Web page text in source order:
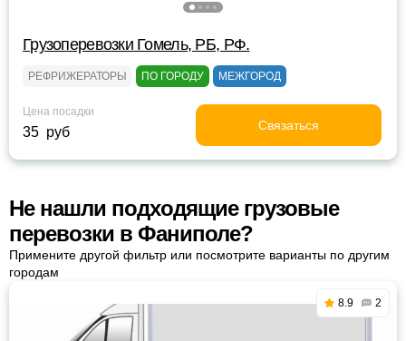
Грузоперевозки Гомель, РБ, РФ.
РЕФРИЖЕРАТОРЫ ПО ГОРОДУ МЕЖГОРОД
Цена посадки
35 руб Связаться
Не нашли подходящие грузовые
перевозки в Фаниполе?
Примените другой фильтр или посмотрите варианты по другим
городам
8.9 2